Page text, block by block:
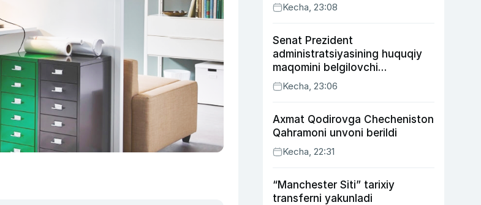
Kecha, 23:08
Senat Prezident
administratsiyasining huquqiy
maqomini belgilovchi
konstitutsiyaviy qonunni
ma’qulladi
Kecha, 23:06
Axmat Qodirovga Checheniston
Qahramoni unvoni berildi
Kecha, 22:31
“Manchester Siti” tarixiy
transferni yakunladi